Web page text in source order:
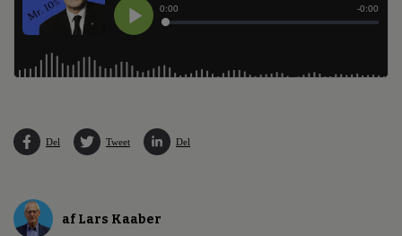
Del Tweet Del
af Lars Kaaber